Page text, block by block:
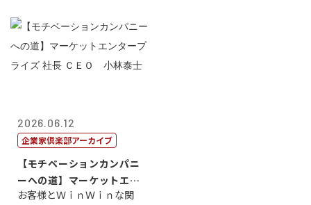
2026.06.12
企業家倶楽部アーカイブ
【モチベーションカンパニ
ーへの道】マーケットエン
タープライズ...
お客様とＷｉｎＷｉｎな関